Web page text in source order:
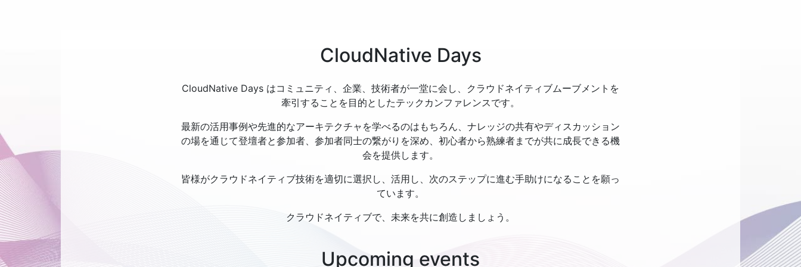
CloudNative Days
CloudNative Days はコミュニティ、企業、技術者が一堂に会し、クラウドネイティブムーブメントを
牽引することを目的としたテックカンファレンスです。
最新の活用事例や先進的なアーキテクチャを学べるのはもちろん、ナレッジの共有やディスカッション
の場を通じて登壇者と参加者、参加者同士の繋がりを深め、初心者から熟練者までが共に成長できる機
会を提供します。
皆様がクラウドネイティブ技術を適切に選択し、活用し、次のステップに進む手助けになることを願っ
ています。
クラウドネイティブで、未来を共に創造しましょう。
Upcoming events